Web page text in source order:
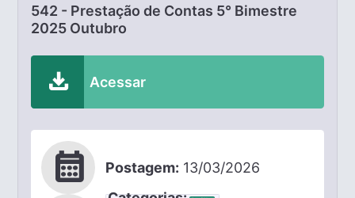
542 - Prestação de Contas 5° Bimestre
2025 Outubro
download Acessar
calendar_month Postagem: 13/03/2026